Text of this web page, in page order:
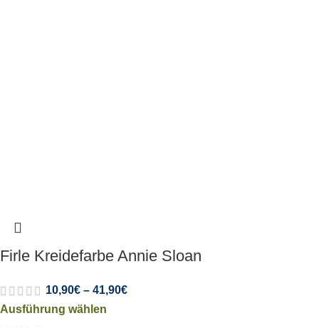
Firle Kreidefarbe Annie Sloan
10,90€ – 41,90€
Ausführung wählen